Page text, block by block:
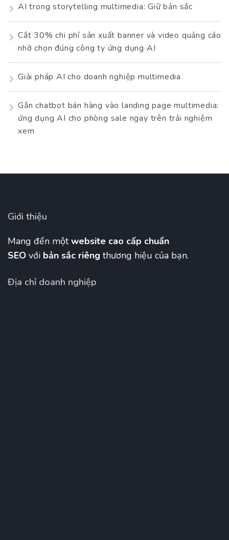
AI trong storytelling multimedia: Giữ bản sắc
Cắt 30% chi phí sản xuất banner và video quảng cáo
nhờ chọn đúng công ty ứng dụng AI
Giải pháp AI cho doanh nghiệp multimedia
Gắn chatbot bán hàng vào landing page multimedia:
ứng dụng AI cho phòng sale ngay trên trải nghiệm
xem
Giới thiệu
Mang đến mộtwebsite cao cấp chuẩn
SEO với bản sắc riêng thương hiệu của bạn.
Địa chỉ doanh nghiệp